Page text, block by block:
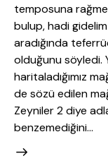
temposuna
bulup, hadi
aradığında
olduğunu söyledi.
haritaladığımız
de sözü edilen
Zeyniler 2 diye
benzemediğini…